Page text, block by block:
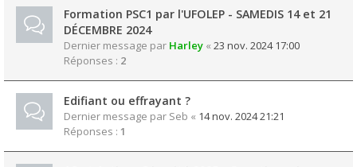
Formation PSC1 par l'UFOLEP - SAMEDIS 14 et 21
DÉCEMBRE 2024
Dernier message par Harley « 23 nov. 2024 17:00
Réponses : 2
Edifiant ou effrayant ?
Dernier message par Seb « 14 nov. 2024 21:21
Réponses : 1